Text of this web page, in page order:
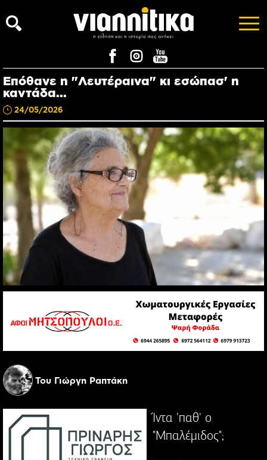
Επόθανε η "Λευτέραινα" κι εσώπασ' η
καντάδα...
24/05/2026
Του Γιώργη Ραπτάκη
Ίντα 'παθ' ο
"Μπαλέμιδος";